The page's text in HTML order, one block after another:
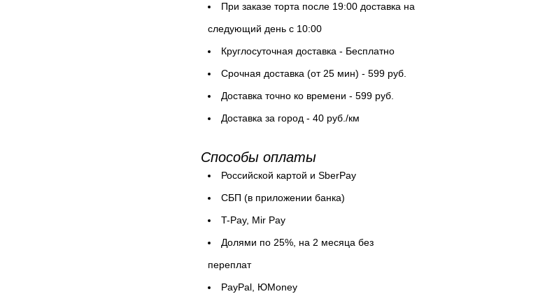
При заказе торта после 19:00 доставка на
следующий день с 10:00
Круглосуточная доставка - Бесплатно
Cрочная доставка (от 25 мин) - 599 руб.
Доставка точно ко времени - 599 руб.
Доставка за город - 40 руб./км
Способы оплаты
Российской картой и SberPay
СБП (в приложении банка)
T-Pay, Mir Pay
Долями по 25%, на 2 месяца без
переплат
PayPal, ЮMoney